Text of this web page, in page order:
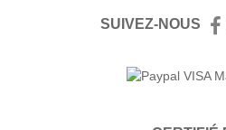
SUIVEZ-NOUS